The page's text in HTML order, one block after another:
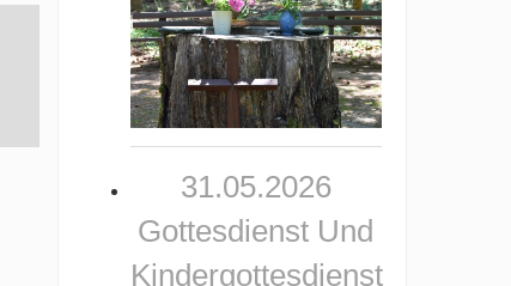
31.05.2026
Gottesdienst Und
Kindergottesdienst